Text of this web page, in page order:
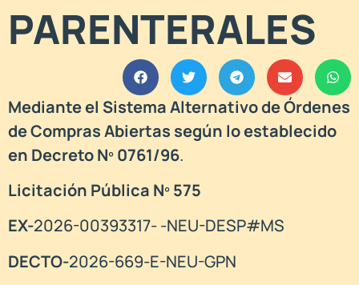
PARENTERALES
Mediante el Sistema Alternativo de Órdenes
de Compras Abiertas según lo establecido
en Decreto Nº 0761/96.
Licitación Pública Nº 575
EX-2026-00393317- -NEU-DESP#MS
DECTO-2026-669-E-NEU-GPN